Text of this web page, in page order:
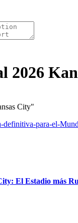
2026
City"
El Estadio más